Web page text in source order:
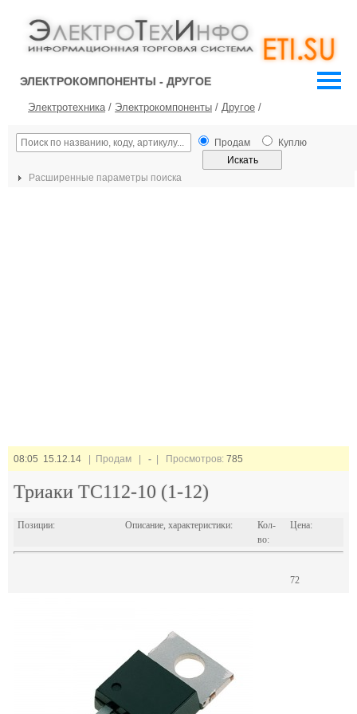
ЭЛЕКТРОКОМПОНЕНТЫ - ДРУГОЕ
Электротехника/ Электрокомпоненты / Другое /
Продам Куплю
Расширенные параметры поиска
08:05 15.12.14 | Продам | - | Просмотров: 785
Триаки ТС112-10 (1-12)
Позиции: Описание, характеристики:
Кол-
во:
Цена:
72